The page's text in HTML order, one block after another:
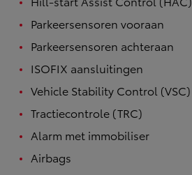
Parkeersensoren vooraan
Parkeersensoren achteraan
ISOFIX aansluitingen
Vehicle Stability Control (VSC)
Tractiecontrole (TRC)
Alarm met immobiliser
Airbags